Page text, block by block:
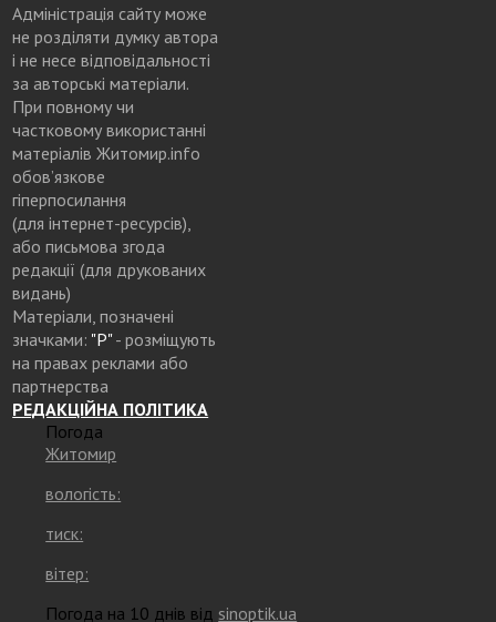
Адміністрація сайту може
не розділяти думку автора
і не несе відповідальності
за авторські матеріали.
При повному чи
частковому використанні
матеріалів Житомир.info
обов’язкове
гіперпосилання
(для інтернет-ресурсів),
або письмова згода
редакції (для друкованих
видань)
Матеріали, позначені
значками: "Р"- розміщують
на правах реклами або
партнерства
РЕДАКЦІЙНА ПОЛІТИКА
Погода
Житомир
вологість:
тиск:
вітер:
Погода на 10 днів від sinoptik.ua